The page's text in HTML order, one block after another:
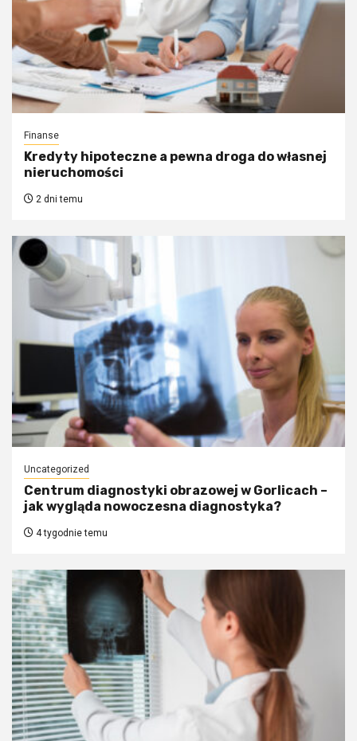
Finanse
Kredyty hipoteczne a pewna droga do własnej
nieruchomości
2 dni temu
Uncategorized
Centrum diagnostyki obrazowej w Gorlicach –
jak wygląda nowoczesna diagnostyka?
4 tygodnie temu